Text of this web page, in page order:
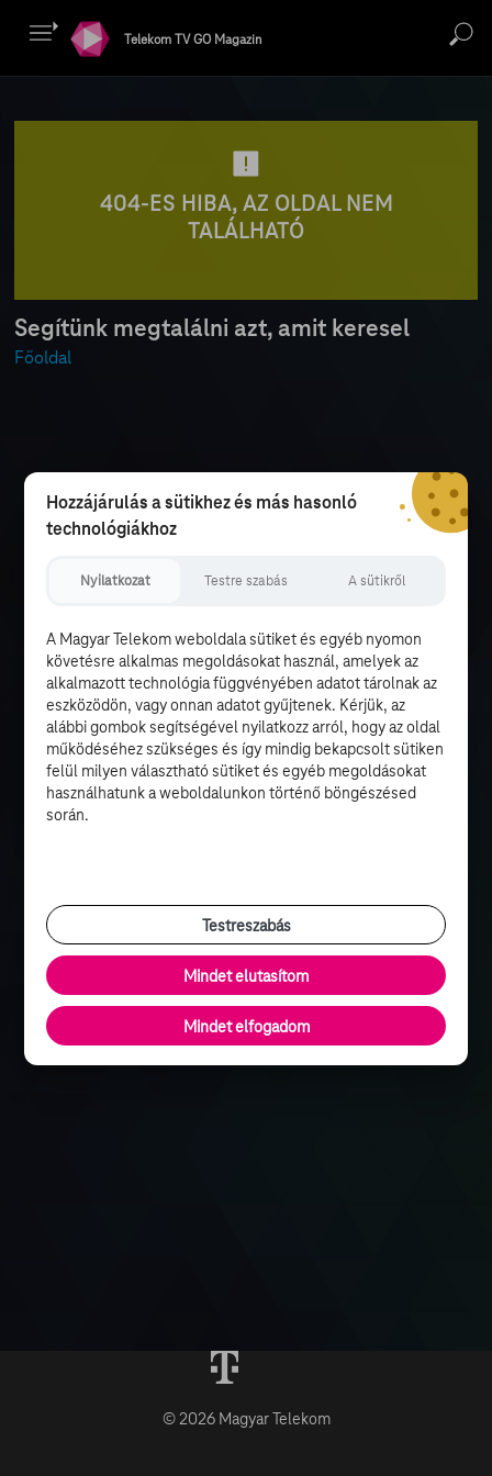
Telekom TV GO Magazin
404-ES HIBA, AZ OLDAL NEM
TALÁLHATÓ
Segítünk megtalálni azt, amit keresel
Főoldal
© 2026 Magyar Telekom
Hozzájárulás a sütikhez és más hasonló
technológiákhoz
Nyilatkozat Testre szabás A sütikről
A Magyar Telekom weboldala sütiket és egyéb nyomon
követésre alkalmas megoldásokat használ, amelyek az
alkalmazott technológia függvényében adatot tárolnak az
eszközödön, vagy onnan adatot gyűjtenek. Kérjük, az
alábbi gombok segítségével nyilatkozz arról, hogy az oldal
működéséhez szükséges és így mindig bekapcsolt sütiken
felül milyen választható sütiket és egyéb megoldásokat
használhatunk a weboldalunkon történő böngészésed
során.
Testreszabás
Mindet elutasítom
Mindet elfogadom